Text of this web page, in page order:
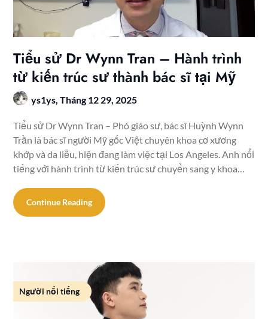
Tiểu sử Dr Wynn Tran – Hành trình
từ kiến trúc sư thành bác sĩ tại Mỹ
ys1ys,Tháng 12 29, 2025
Tiểu sử Dr Wynn Tran – Phó giáo sư, bác sĩ Huỳnh Wynn
Trần là bác sĩ người Mỹ gốc Việt chuyên khoa cơ xương
khớp và da liễu, hiện đang làm việc tại Los Angeles. Anh nổi
tiếng với hành trình từ kiến trúc sư chuyển sang y khoa…
Continue Reading
Người nổi tiếng